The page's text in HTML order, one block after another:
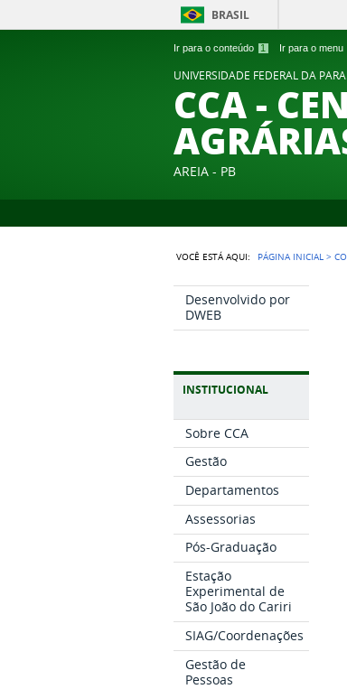
Ir para o conteúdo 1 Ir para o menu
BRASIL
UNIVERSIDADE FEDERAL DA
CCA -
AREIA - PB
VOCÊ ESTÁ AQUI: PÁGINA INICIAL >
Desenvolvido por
DWEB
INSTITUCIONAL
Sobre CCA
Gestão
Departamentos
Assessorias
Pós-Graduação
Estação
Experimental de
São João do Cariri
SIAG/Coordenações
Gestão de
Pessoas